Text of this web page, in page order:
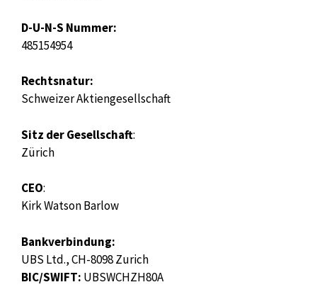
D-U-N-S Nummer:
485154954
Rechtsnatur:
Schweizer Aktiengesellschaft
Sitz der Gesellschaft:
Zürich
CEO:
Kirk Watson Barlow
Bankverbindung:
UBS Ltd., CH-8098 Zurich
BIC/SWIFT: UBSWCHZH80A